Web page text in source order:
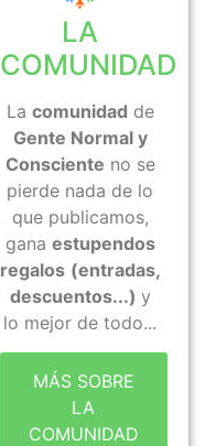
LA
COMUNIDAD
La comunidad de
Gente Normal y
Consciente no se
pierde nada de lo
que publicamos,
gana estupendos
regalos (entradas,
descuentos...) y
lo mejor de todo...
MÁS SOBRE
LA
COMUNIDAD